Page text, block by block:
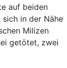
auf beiden
sich in der Nähe
Milizen
getötet, zwei